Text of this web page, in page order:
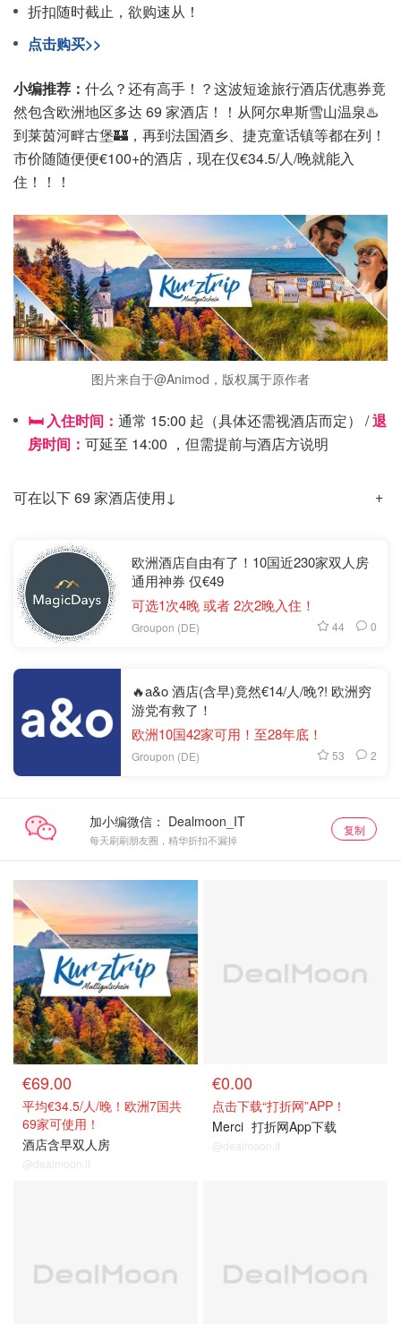
折扣随时截止，欲购速从！
点击购买>>
小编推荐： 什么？还有高手！？这波短途旅行酒店优惠券竟
然包含欧洲地区多达 69 家酒店！！从阿尔卑斯雪山温泉♨️
到莱茵河畔古堡🏰，再到法国酒乡、捷克童话镇等都在列！
市价随随便便€100+的酒店，现在仅€34.5/人/晚就能入
住！！！
图片来自于@Animod，版权属于原作者
🛏️ 入住时间： 通常 15:00 起（具体还需视酒店而定） /退
房时间： 可延至 14:00 ，但需提前与酒店方说明
可在以下 69 家酒店使用↓
欧洲酒店自由有了！10国近230家双人房
通用神券 仅€49
可选1次4晚 或者 2次2晚入住！
Groupon (DE) 44 0
🔥a&o 酒店(含早)竟然€14/人/晚?! 欧洲穷
游党有救了！
欧洲10国42家可用！至28年底！
Groupon (DE) 53 2
加小编微信：
每天刷刷朋友圈，精华折扣不漏掉
复制
€69.00
平均€34.5/人/晚！欧洲7国共
69家可使用！
酒店含早双人房
@dealmoon.it
€0.00
点击下载“打折网”APP！
Merci 打折网App下载
@dealmoon.it